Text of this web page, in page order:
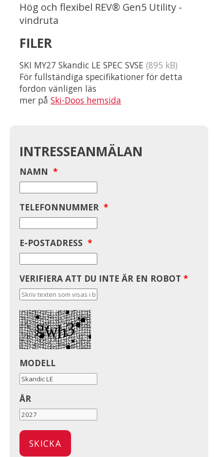
Hög och flexibel REV® Gen5 Utility -
vindruta
FILER
SKI MY27 Skandic LE SPEC SVSE (895 kB)
För fullständiga specifikationer för detta
fordon vänligen läs
mer på Ski-Doos hemsida
INTRESSEANMÄLAN
NAMN *
TELEFONNUMMER *
E-POSTADRESS *
VERIFIERA ATT DU INTE ÄR EN ROBOT *
MODELL
ÅR